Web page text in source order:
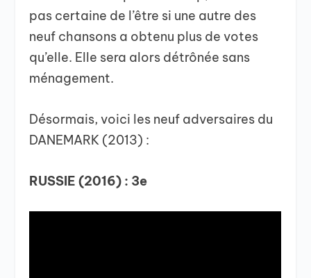
pas certaine de l’être si une autre des
neuf chansons a obtenu plus de votes
qu’elle. Elle sera alors détrônée sans
ménagement.
Désormais, voici les neuf adversaires du
DANEMARK (2013) :
RUSSIE (2016) : 3e